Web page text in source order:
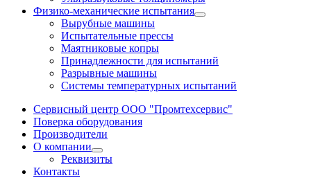
Физико-механические испытания
Вырубные машины
Испытательные прессы
Маятниковые копры
Принадлежности для испытаний
Разрывные машины
Системы температурных испытаний
Сервисный центр ООО "Промтехсервис"
Поверка оборудования
Производители
О компании
Реквизиты
Контакты